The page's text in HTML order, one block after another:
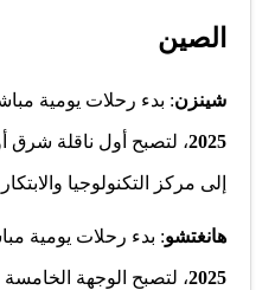
الصين
شينزن: بدء رحلات يومية
2025، لتصبح أول ناقلة
إلى مركز التكنولوجيا
هانغتشو: بدء رحلات يومية
2025، لتصبح الوجهة الخامسة